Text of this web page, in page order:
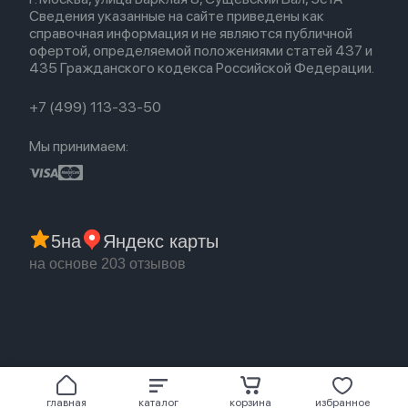
главная каталог корзина избранное
Airpods (1-е)
Для Apple Watch
Оплата и доставка
Партнерская программа
Гарантия
Обмен и возврат
Trade-in
Популярное
Акции
Сведения указанные на сайте приведены как
справочная информация и не являются публичной
офертой, определяемой положениями статей 437 и
435 Гражданского кодекса Российской Федерации.
+7 (499) 113-33-50
Мы принимаем:
5на Яндекс карты
на основе 203 отзывов